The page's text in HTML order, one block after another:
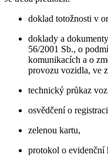
doklad totožnosti v
doklady a
56/2001 Sb., o
komunikacích a o
provozu vozidla, ve
technický průkaz
osvědčení o
zelenou kartu,
protokol o evidenční